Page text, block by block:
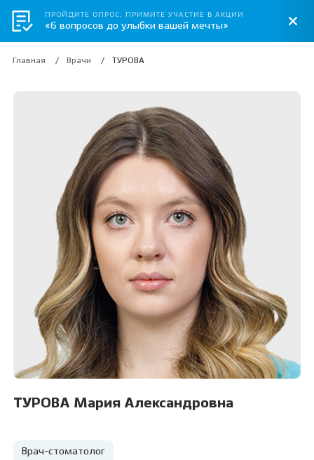
Главная Врачи ТУРОВА
ТУРОВА Мария Александровна
Врач-стоматолог
ПРОЙДИТЕ ОПРОС, ПРИМИТЕ УЧАСТИЕ В АКЦИИ
«6 вопросов до улыбки вашей мечты»